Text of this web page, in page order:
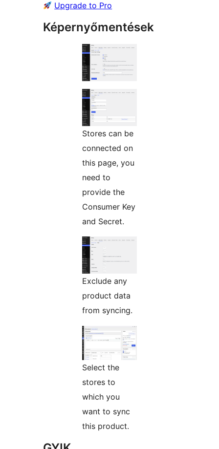
Upgrade to Pro
Képernyőmentések
Stores can be
connected on
this page, you
need to
provide the
Consumer Key
and Secret.
Exclude any
product data
from syncing.
Select the
stores to
which you
want to sync
this product.